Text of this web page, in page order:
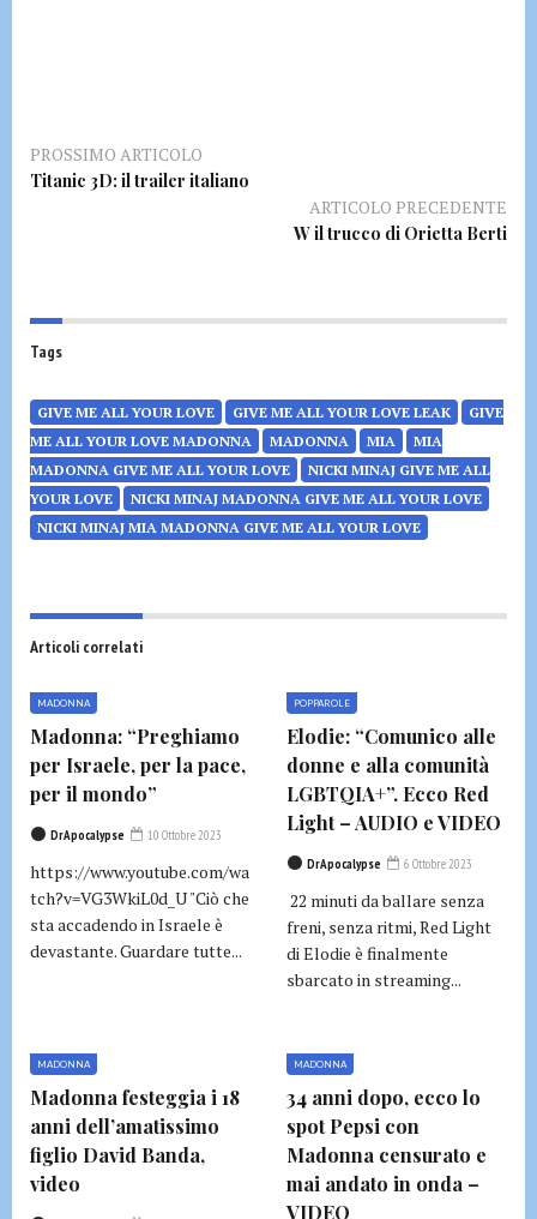
PROSSIMO ARTICOLO
Titanic 3D: il trailer italiano
ARTICOLO PRECEDENTE
W il trucco di Orietta Berti
Tags
GIVE ME ALL YOUR LOVE GIVE ME ALL YOUR LOVE LEAK
GIVE
ME ALL YOUR LOVE MADONNA
MADONNA MIA
MIA
MADONNA GIVE ME ALL YOUR LOVE
NICKI MINAJ GIVE ME ALL
YOUR LOVE
NICKI MINAJ MADONNA GIVE ME ALL YOUR LOVE
NICKI MINAJ MIA MADONNA GIVE ME ALL YOUR LOVE
Articoli correlati
MADONNA
Madonna: “Preghiamo
per Israele, per la pace,
per il mondo”
DrApocalypse 10 Ottobre 2023
https://www.youtube.com/wa
tch?v=VG3WkiL0d_U "Ciò che
sta accadendo in Israele è
devastante. Guardare tutte...
POPPAROLE
Elodie: “Comunico alle
donne e alla comunità
LGBTQIA+”. Ecco Red
Light – AUDIO e VIDEO
DrApocalypse 6 Ottobre 2023
22 minuti da ballare senza
freni, senza ritmi, Red Light
di Elodie è finalmente
sbarcato in streaming...
MADONNA
Madonna festeggia i 18
anni dell’amatissimo
figlio David Banda,
video
MADONNA
34 anni dopo, ecco lo
spot Pepsi con
Madonna censurato e
mai andato in onda –
VIDEO